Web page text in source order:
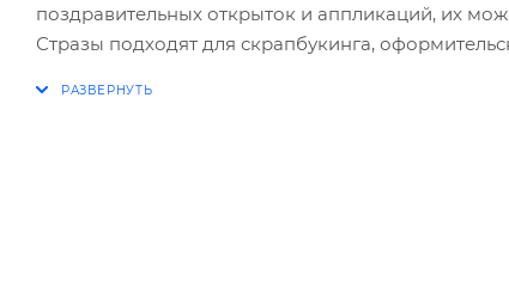
поздравительных открыток и аппликаций, их
Стразы подходят для скрапбукинга,